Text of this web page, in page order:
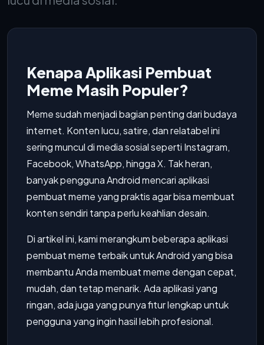
Kenapa Aplikasi Pembuat
Meme Masih Populer?
Meme sudah menjadi bagian penting dari budaya
internet. Konten lucu, satire, dan relatabel ini
sering muncul di media sosial seperti Instagram,
Facebook, WhatsApp, hingga X. Tak heran,
banyak pengguna Android mencari aplikasi
pembuat meme yang praktis agar bisa membuat
konten sendiri tanpa perlu keahlian desain.
Di artikel ini, kami merangkum beberapa aplikasi
pembuat meme terbaik untuk Android yang bisa
membantu Anda membuat meme dengan cepat,
mudah, dan tetap menarik. Ada aplikasi yang
ringan, ada juga yang punya fitur lengkap untuk
pengguna yang ingin hasil lebih profesional.